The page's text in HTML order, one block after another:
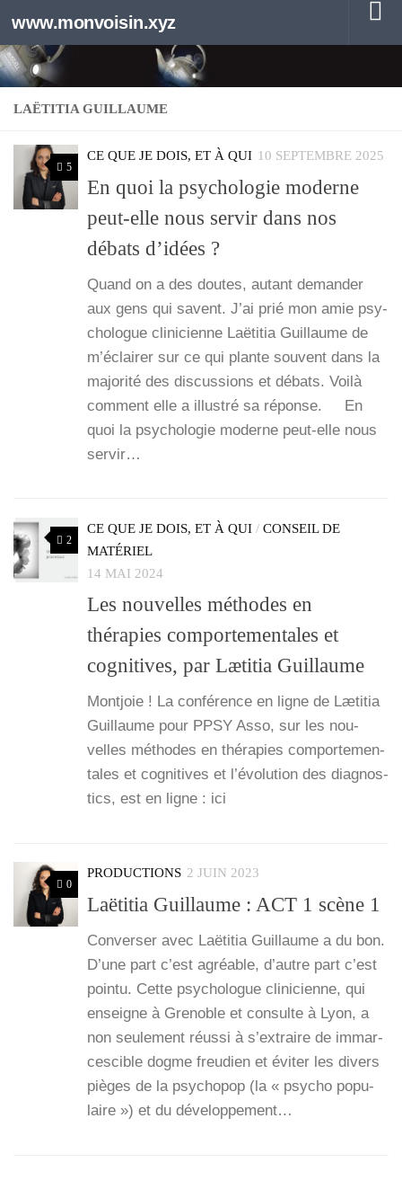
Au dessous du contenu
www.monvoisin.xyz
LAËTITIA GUILLAUME
5
CE QUE JE DOIS, ET À QUI 10 SEPTEMBRE 2025
En quoi la psychologie moderne
peut-elle nous servir dans nos
débats d’idées ?
Quand on a des doutes, autant deman­der
aux gens qui savent. J’ai prié mon amie psy­
cho­logue cli­ni­cienne Laë­ti­tia Guillaume de
m’é­clai­rer sur ce qui plante sou­vent dans la
majo­ri­té des dis­cus­sions et débats. Voi­là
com­ment elle a illus­tré sa réponse. En
quoi la psy­cho­lo­gie moderne peut-elle nous
ser­vir…
2
CE QUE JE DOIS, ET À QUI / CONSEIL DE
MATÉRIEL
14 MAI 2024
Les nouvelles méthodes en
thérapies comportementales et
cognitives, par Lætitia Guillaume
Mont­joie ! La confé­rence en ligne de Læti­tia
Guillaume pour PPSY Asso, sur les nou­
velles méthodes en thé­ra­pies com­por­te­men­
tales et cog­ni­tives et l’é­vo­lu­tion des diag­nos­
tics, est en ligne : ici
0
PRODUCTIONS 2 JUIN 2023
Laëtitia Guillaume : ACT 1 scène 1
Conver­ser avec Laë­ti­tia Guillaume a du bon.
D’une part c’est agréable, d’autre part c’est
poin­tu. Cette psy­cho­logue cli­ni­cienne, qui
enseigne à Gre­noble et consulte à Lyon, a
non seule­ment réus­si à s’ex­traire de immar­
ces­cible dogme freu­dien et évi­ter les divers
pièges de la psy­cho­pop (la « psy­cho popu­
laire ») et du déve­lop­pe­ment…